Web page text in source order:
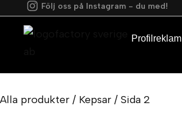
Följ oss på Instagram - du med!
Profilreklam
Alla produkter / Kepsar / Sida 2